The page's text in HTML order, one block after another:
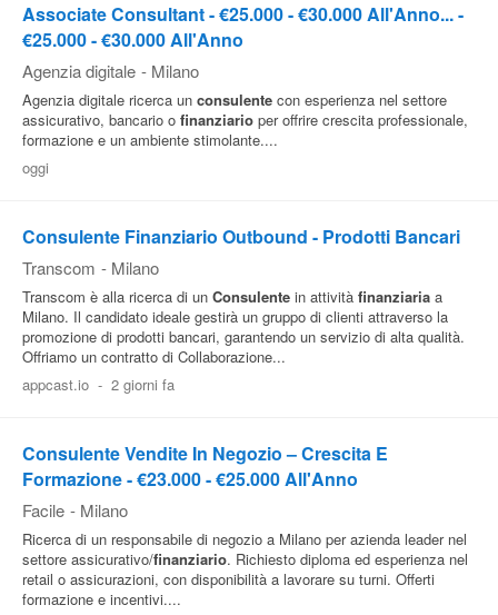
Area
Aziende
Associate Consultant - €25.000 - €30.000 All'Anno... -
€25.000 - €30.000 All'Anno
Agenzia digitale - Milano
Agenzia digitale ricerca un consulente con esperienza nel settore
assicurativo, bancario o finanziario per offrire crescita professionale,
formazione e un ambiente stimolante....
oggi
Consulente Finanziario Outbound - Prodotti Bancari
Transcom - Milano
Transcom è alla ricerca di un Consulente in attività finanziaria a
Milano. Il candidato ideale gestirà un gruppo di clienti attraverso la
promozione di prodotti bancari, garantendo un servizio di alta qualità.
Offriamo un contratto di Collaborazione...
appcast.io - 2 giorni fa
Consulente Vendite In Negozio – Crescita E
Formazione - €23.000 - €25.000 All'Anno
Facile - Milano
Ricerca di un responsabile di negozio a Milano per azienda leader nel
settore assicurativo/finanziario. Richiesto diploma ed esperienza nel
retail o assicurazioni, con disponibilità a lavorare su turni. Offerti
formazione e incentivi....